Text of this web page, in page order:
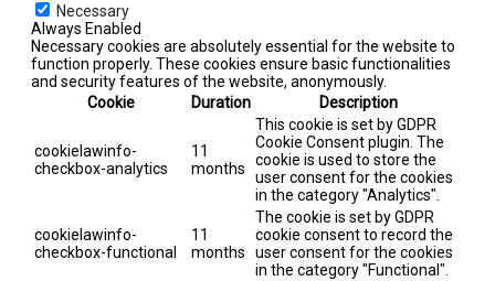
Necessary
Always Enabled
Necessary cookies are absolutely essential for the website to
function properly. These cookies ensure basic functionalities
and security features of the website, anonymously.
Cookie
Duration Description
cookielawinfo-
checkbox-analytics
11
months
This cookie is set by GDPR
Cookie Consent plugin. The
cookie is used to store the
user consent for the cookies
in the category "Analytics".
cookielawinfo-
checkbox-functional
11
months
The cookie is set by GDPR
cookie consent to record the
user consent for the cookies
in the category "Functional".